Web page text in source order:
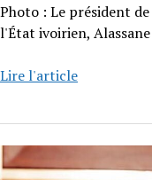
Photo : Le président de
l'État ivoirien,
Lire l'article